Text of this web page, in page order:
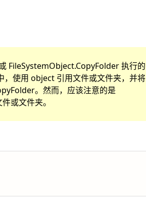
FileSystemObject.CopyFolder 执行的
使用 object 引用文件或文件夹，并将
。然而，应该注意的是
或文件夹。